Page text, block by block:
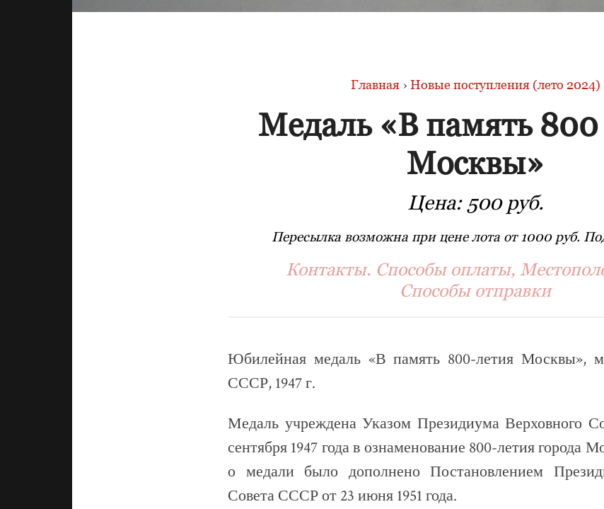
Главная › Новые поступления (лето 2024)
Медаль «В память 800
Москвы»
Цена: 500 руб.
Пересылка возможна при цене лота от 1000 руб.
Контакты. Способы оплаты,
Способы отправки
Юбилейная медаль «В память 800-летия Москвы»,
СССР, 1947 г.
Медаль учреждена Указом Президиума Верховного
сентября 1947 года в ознаменование 800-летия города
о медали было дополнено Постановлением
Совета СССР от 23 июня 1951 года.